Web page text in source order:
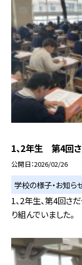
1、2年生 第4回
公開日 2026/02/26
学校の様子・お知ら
1、2年生、第4回さ
り組んでいました。